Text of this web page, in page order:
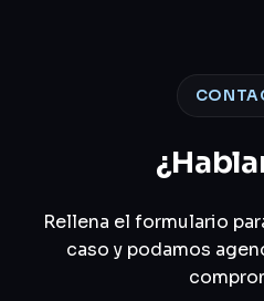
Rellena el formulario
caso y podamos